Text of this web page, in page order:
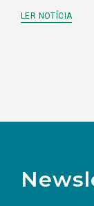
LER NOTÍCIA